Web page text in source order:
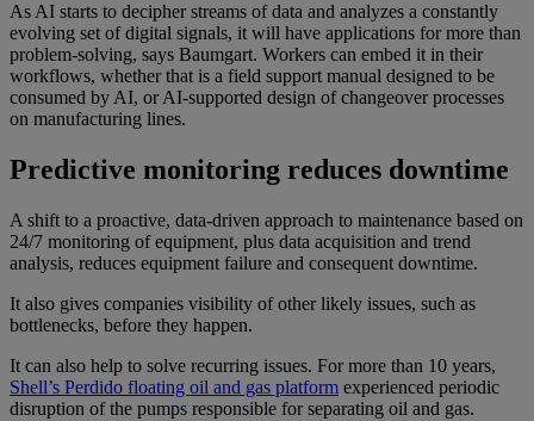
As AI starts to decipher streams of data and analyzes a constantly
evolving set of digital signals, it will have applications for more than
problem-solving, says Baumgart. Workers can embed it in their
workflows, whether that is a field support manual designed to be
consumed by AI, or AI-supported design of changeover processes
on manufacturing lines.
Predictive monitoring reduces downtime
A shift to a proactive, data-driven approach to maintenance based on
24/7 monitoring of equipment, plus data acquisition and trend
analysis, reduces equipment failure and consequent downtime.
It also gives companies visibility of other likely issues, such as
bottlenecks, before they happen.
It can also help to solve recurring issues. For more than 10 years,
Shell’s Perdido floating oil and gas platform experienced periodic
disruption of the pumps responsible for separating oil and gas.